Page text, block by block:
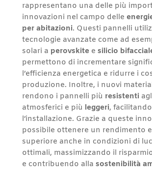
rappresentano una delle più
innovazioni nel campo delle
per abitazioni. Questi pannelli
tecnologie avanzate come ad
solari a perovskitee silicio
permettono di incrementare
l’efficienza energetica e ridurre i
produzione. Inoltre, i nuovi
rendono i pannelli più resistenti
atmosferici e più leggeri,
l’installazione. Grazie a queste
possibile ottenere un rendimento
superiore anche in condizioni di
ottimali, massimizzando il
e contribuendo alla sostenibilità